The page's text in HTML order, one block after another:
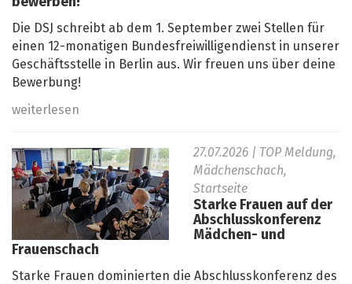
Die DSJ schreibt ab dem 1. September zwei Stellen für
einen 12-monatigen Bundesfreiwilligendienst in unserer
Geschäftsstelle in Berlin aus. Wir freuen uns über deine
Bewerbung!
weiterlesen
27.07.2026 | TOP Meldung,
Mädchenschach,
Startseite
Starke Frauen auf der
Abschlusskonferenz
Mädchen- und
Frauenschach
Starke Frauen dominierten die Abschlusskonferenz des